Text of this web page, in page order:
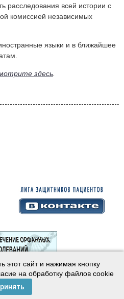
расследования всей истории с
комиссией независимых
языки и в ближайшее
здесь
Лига защитников пациентов
сайта — Интернет-студияМайер
этот сайт и нажимая кнопку
на обработку файлов cookie